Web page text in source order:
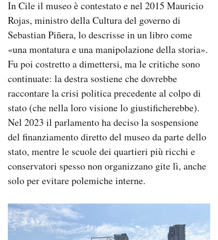
In Cile il museo è contestato e nel 2015 Mauricio
Rojas, ministro della Cultura del governo di
Sebastian Piñera, lo descrisse in un libro come
«una montatura e una manipolazione della storia».
Fu poi costretto a dimettersi, ma le critiche sono
continuate: la destra sostiene che dovrebbe
raccontare la crisi politica precedente al colpo di
stato (che nella loro visione lo giustificherebbe).
Nel 2023 il parlamento ha deciso la sospensione
del finanziamento diretto del museo da parte dello
stato, mentre le scuole dei quartieri più ricchi e
conservatori spesso non organizzano gite lì, anche
solo per evitare polemiche interne.